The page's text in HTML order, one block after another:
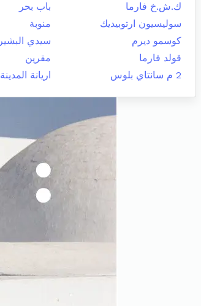
ك.ش.خ فارما
باب بحر
سوليسيون ارتوبيديك
منوبة
كوسمو ديرم
سيدي البشير
قولد فارما
مقرين
2 م سانتاي بلوس
اريانة المدينة